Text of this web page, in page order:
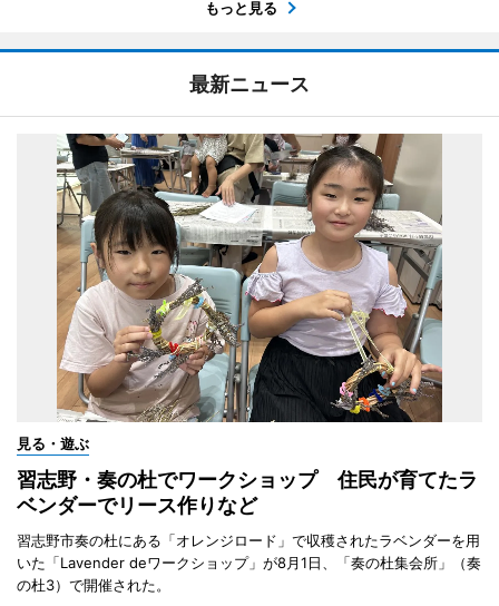
もっと見る
最新ニュース
見る・遊ぶ
習志野・奏の杜でワークショップ 住民が育てたラ
ベンダーでリース作りなど
習志野市奏の杜にある「オレンジロード」で収穫されたラベンダーを用
いた「Lavender deワークショップ」が8月1日、「奏の杜集会所」（奏
の杜3）で開催された。